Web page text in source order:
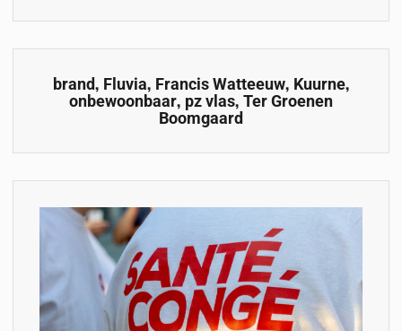
brand, Fluvia, Francis Watteeuw, Kuurne,
onbewoonbaar, pz vlas, Ter Groenen
Boomgaard